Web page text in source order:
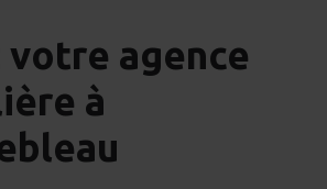
votre agence
à